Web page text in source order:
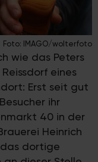
Foto: IMAGO/wolterfoto
wie das Peters
eines
Erst seit gut
ihr
40 in der
Heinrich
das dortige